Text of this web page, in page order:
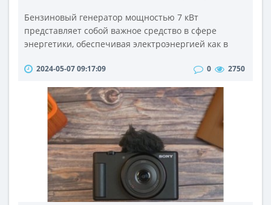
Бензиновый генератор мощностью 7 кВт
представляет собой важное средство в сфере
энергетики, обеспечивая электроэнергией как в
объектах. Он является важным элементом
аварийного отключения или ограниченного
доступа к электросети. Давайте более подробно
рассмотрим принципы работы, преимущества и
практические пр..
2024-05-07 09:17:09 0 2750